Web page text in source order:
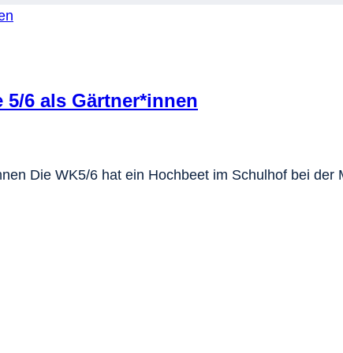
6 als Gärtner*innen
Die WK5/6 hat ein Hochbeet im Schulhof bei der